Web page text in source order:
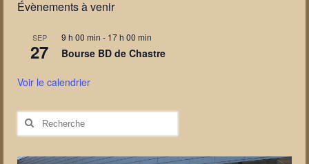
Évènements à venir
SEP
27
9 h 00 min - 17 h 00 min
Bourse BD de Chastre
Voir le calendrier
Rechercher
: